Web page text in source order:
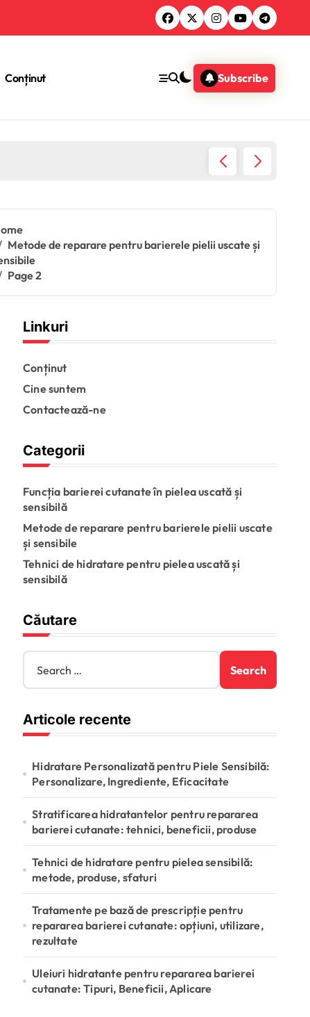
Conținut Subscribe
Metode de reparare pentru barierele pielii uscate și
Page 2
Linkuri
Conținut
Cine suntem
Contactează-ne
Categorii
Funcția barierei cutanate în pielea uscată și
sensibilă
Metode de reparare pentru barierele pielii uscate
și sensibile
Tehnici de hidratare pentru pielea uscată și
sensibilă
Căutare
S
a
c
h
r
:
Articole recente
Hidratare Personalizată pentru Piele Sensibilă:
Personalizare, Ingrediente, Eficacitate
Stratificarea hidratantelor pentru repararea
barierei cutanate: tehnici, beneficii, produse
Tehnici de hidratare pentru pielea sensibilă:
metode, produse, sfaturi
Tratamente pe bază de prescripție pentru
repararea barierei cutanate: opțiuni, utilizare,
rezultate
Uleiuri hidratante pentru repararea barierei
cutanate: Tipuri, Beneficii, Aplicare